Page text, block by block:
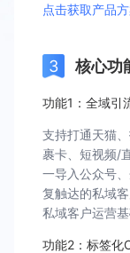
点击获取产品
核心功
功能1：全域引
支持打通天猫
裹卡、短视频/
一导入公众号
复触达的私域
私域客户运营基
功能2：标签化